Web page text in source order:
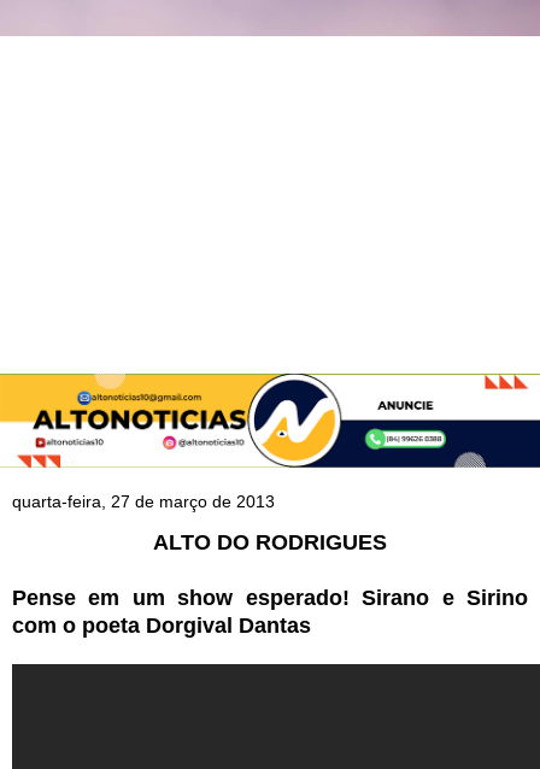
quarta-feira, 27 de março de 2013
ALTO DO RODRIGUES
Pense em um show esperado! Sirano e Sirino
com o poeta Dorgival Dantas